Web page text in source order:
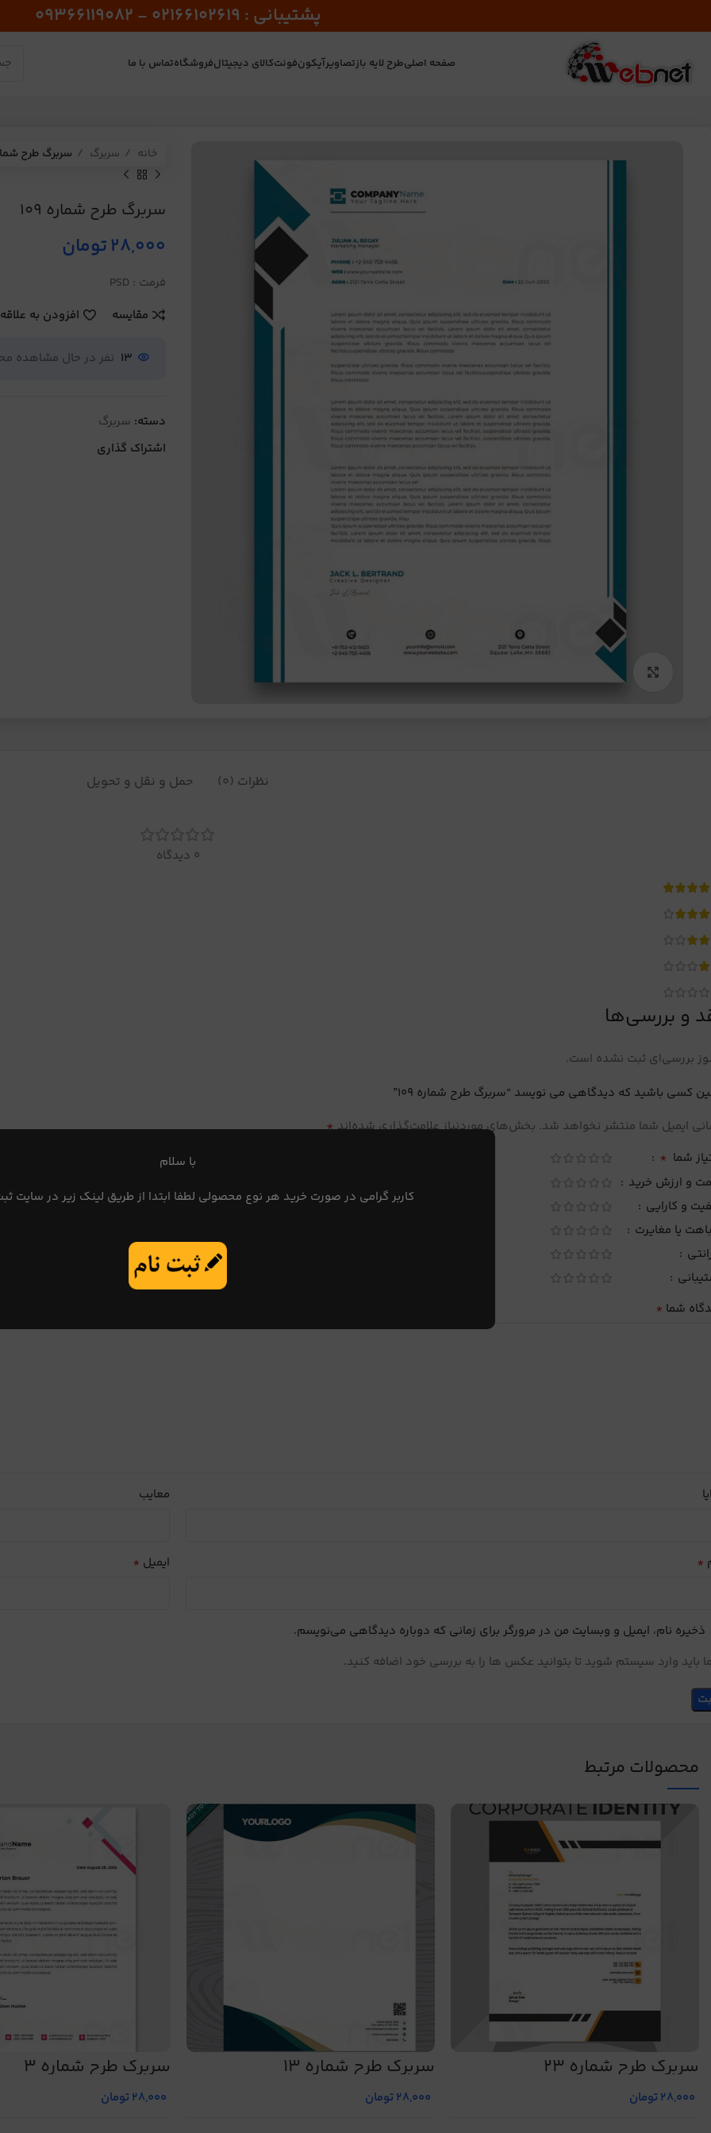
با سلام
کاربر گرامی در صورت خرید هر نوع محصولی لطفا ابتدا از طریق لینک زیر در سایت
پشتیبانی : 02166102619 - 09366119082
صفحه اصلیطرح لایه بازتصاویرآیکونفونتکالای دیجیتالفروشگاهتماس با ما
برای بزرگنمایی کلیک کنید
خانه سربرگ سربرگ طرح شماره
سربرگ طرح شماره 109
28,000تومان
فرمت : PSD
مقایسه
افزودن به
13 نفر در حال مشاهده
دسته: سربرگ
اشتراک گذاری
نظرات (0) حمل و نقل و تحویل
0 دیدگاه
و بررسی‌ها
بررسی‌ای ثبت نشده است.
کسی باشید که دیدگاهی می نویسد “سربرگ طرح شماره 109”
ایمیل شما منتشر نخواهد شد. بخش‌های موردنیاز علامت‌گذاری شده‌اند*
شما *
و ارزش خرید
و کارایی
یا مغایرت
شما *
معایب
* ایمیل *
ذخیره نام، ایمیل و وبسایت من در مرورگر برای زمانی که دوباره دیدگاهی می‌نویسم.
باید وارد سیستم شوید تا بتوانید عکس ها را به بررسی خود اضافه کنید.
محصولات مرتبط
سربرگ طرح شماره 23
28,000تومان
سربرگ طرح شماره 13
28,000تومان
سربرگ طرح شماره 3
28,000تومان